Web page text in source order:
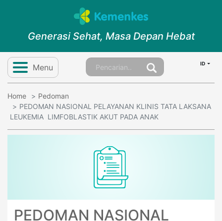
Generasi Sehat, Masa Depan Hebat
Menu ID
Home
Pedoman
PEDOMAN NASIONAL PELAYANAN KLINIS TATA LAKSANA
LEUKEMIA LIMFOBLASTIK AKUT PADA ANAK
PEDOMAN NASIONAL